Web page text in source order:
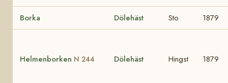
Borka Dölehäst Sto 1879
Helmenborken N 244 Dölehäst Hingst 1879